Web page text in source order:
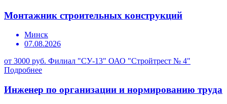
Монтажник строительных конструкций
Минск
07.08.2026
от 3000 руб. Филиал "СУ-13" ОАО "Стройтрест № 4"
Подробнее
Инженер по организации и нормированию труда